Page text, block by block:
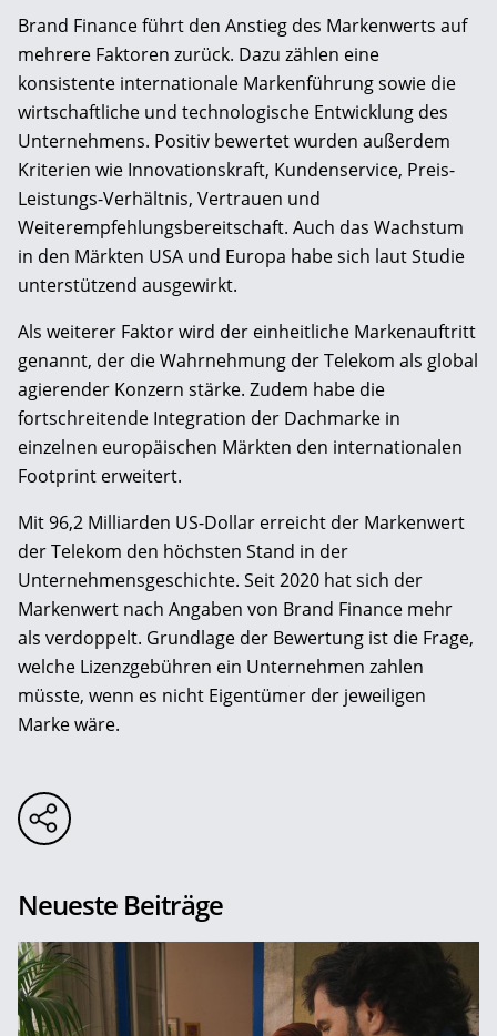
Brand Finance führt den Anstieg des Markenwerts auf
mehrere Faktoren zurück. Dazu zählen eine
konsistente internationale Markenführung sowie die
wirtschaftliche und technologische Entwicklung des
Unternehmens. Positiv bewertet wurden außerdem
Kriterien wie Innovationskraft, Kundenservice, Preis-
Leistungs-Verhältnis, Vertrauen und
Weiterempfehlungsbereitschaft. Auch das Wachstum
in den Märkten USA und Europa habe sich laut Studie
unterstützend ausgewirkt.
Als weiterer Faktor wird der einheitliche Markenauftritt
genannt, der die Wahrnehmung der Telekom als global
agierender Konzern stärke. Zudem habe die
fortschreitende Integration der Dachmarke in
einzelnen europäischen Märkten den internationalen
Footprint erweitert.
Mit 96,2 Milliarden US-Dollar erreicht der Markenwert
der Telekom den höchsten Stand in der
Unternehmensgeschichte. Seit 2020 hat sich der
Markenwert nach Angaben von Brand Finance mehr
als verdoppelt. Grundlage der Bewertung ist die Frage,
welche Lizenzgebühren ein Unternehmen zahlen
müsste, wenn es nicht Eigentümer der jeweiligen
Marke wäre.
Neueste Beiträge